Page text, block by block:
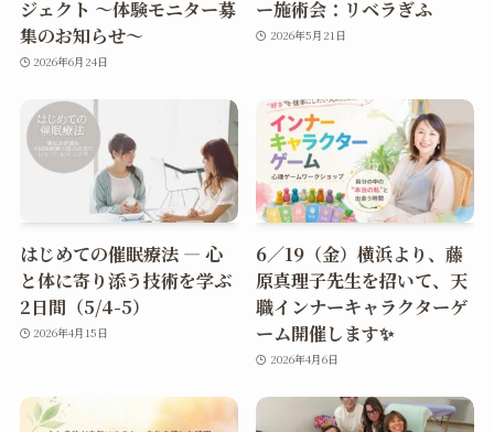
ジェクト ～体験モニター募
集のお知らせ～
2026年6月24日
ー施術会：リベラぎふ
2026年5月21日
はじめての催眠療法 ― 心
と体に寄り添う技術を学ぶ
2日間（5/4-5）
2026年4月15日
6／19（金）横浜より、藤
原真理子先生を招いて、天
職インナーキャラクターゲ
ーム開催します✨
2026年4月6日